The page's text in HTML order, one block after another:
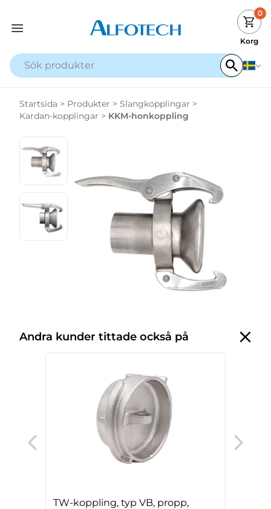
0
Korg
Startsida > Produkter > Slangkopplingar >
Kardan-kopplingar > KKM-honkoppling
Andra kunder tittade också på
TW-koppling, typ VB, propp,